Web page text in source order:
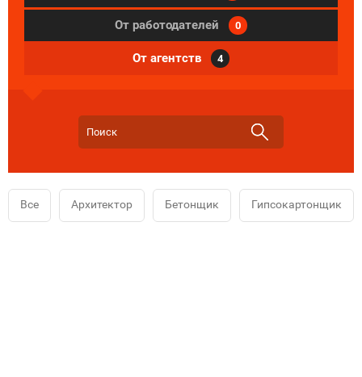
От работодателей 0
От агентств 4
Все Архитектор Бетонщик Гипсокартонщик